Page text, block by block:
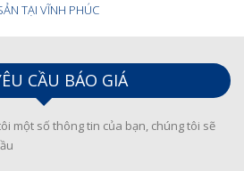
TẠI VĨNH PHÚC
CẦU BÁO GIÁ
một số thông tin của bạn, chúng tôi sẽ